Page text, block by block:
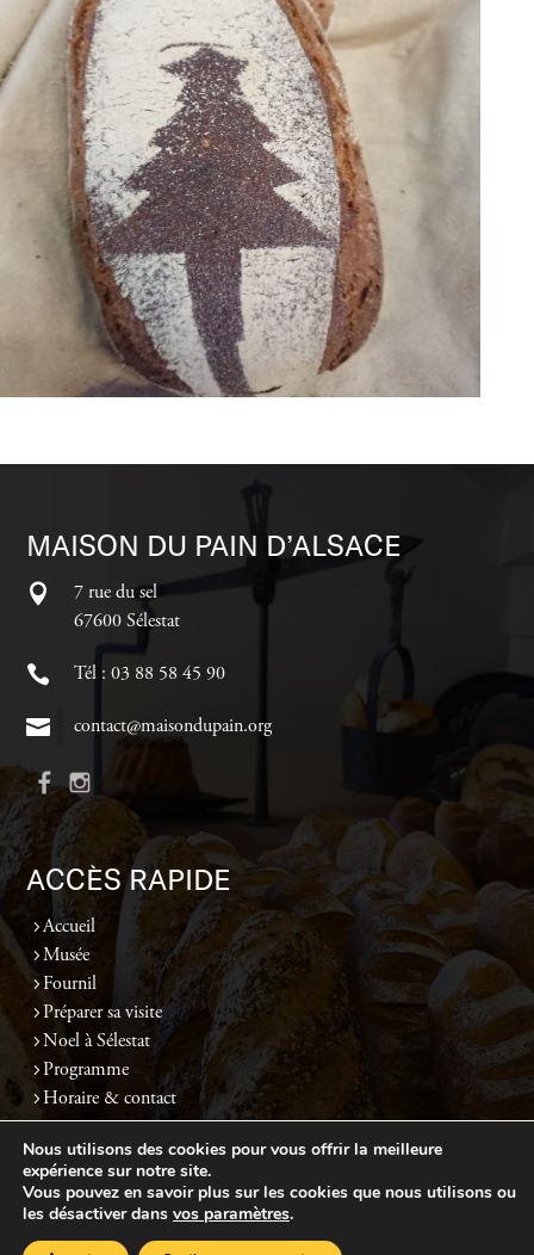
MAISON DU PAIN D’ALSACE
7 rue du sel
67600 Sélestat
Tél : 03 88 58 45 90
contact@maisondupain.org
ACCÈS RAPIDE
Accueil
Musée
Fournil
Préparer sa visite
Noel à Sélestat
Programme
Horaire & contact
Politique de confidentialité
Nous utilisons des cookies pour vous offrir la meilleure
expérience sur notre site.
Vous pouvez en savoir plus sur les cookies que nous utilisons ou
les désactiver dans vos paramètres.